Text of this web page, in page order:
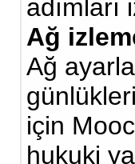
adımları
Ağ
Ağ
için
hukuki